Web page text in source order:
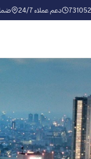
دعم عملاء 24/7